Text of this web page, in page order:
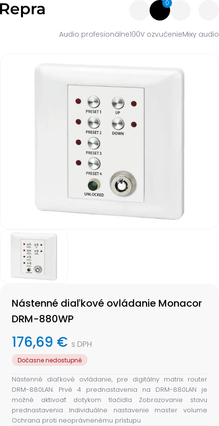
0
Audio profesionálne100V ozvučenieMixy audio
Item
Nástenné diaľkové ovládanie Monacor
DRM-880WP
176,69 € s DPH
Dočasne nedostupné
Nástenné diaľkové ovládanie, pre digitálny matrix router
DRM-880LAN. Prvé 4 prednastavenia na DRM-880LAN je
možné aktivoať dotykom tlačidla Zobrazovanie stavu
prednastavenia Individuálne nastavenie master volume
Ochrana proti neoprávnenému prístupu